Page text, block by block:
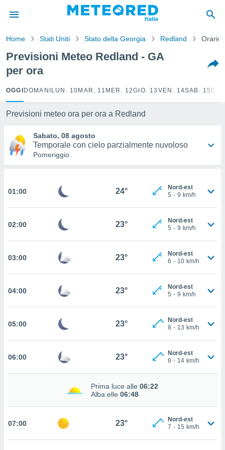
di
per
le
di
Web
la
a
clic sul
è
ACCETTA
Home Stati Uniti Stato della Georgia Redland Orario
Previsioni Meteo Redland - GA
per ora
OGGI DOMANI LUN. 10 MAR. 11 MER. 12GIO. 13 VEN. 14SAB. 15
Previsioni meteo ora per ora a Redland
Sabato, 08 agosto
Temporale con cielo parzialmente nuvoloso
Pomeriggio
01:00 24°
Nord-est
5 - 9 km/h
02:00 23°
Nord-est
5 - 9 km/h
03:00 23°
Nord-est
6 - 10 km/h
04:00 23°
Nord-est
5 - 9 km/h
05:00 23°
Nord-est
8 - 13 km/h
06:00 23°
Nord-est
8 - 14 km/h
Prima luce alle 06:22
Alba elle 06:48
07:00 23°
Nord-est
7 - 15 km/h